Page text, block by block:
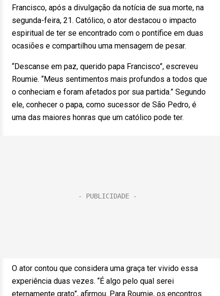
Francisco, após a divulgação da notícia de sua morte, na
segunda-feira, 21. Católico, o ator destacou o impacto
espiritual de ter se encontrado com o pontífice em duas
ocasiões e compartilhou uma mensagem de pesar.
“Descanse em paz, querido papa Francisco”, escreveu
Roumie. “Meus sentimentos mais profundos a todos que
o conheciam e foram afetados por sua partida.” Segundo
ele, conhecer o papa, como sucessor de São Pedro, é
uma das maiores honras que um católico pode ter.
O ator contou que considera uma graça ter vivido essa
experiência duas vezes. “É algo pelo qual serei
eternamente grato”, afirmou. Para Roumie, os encontros